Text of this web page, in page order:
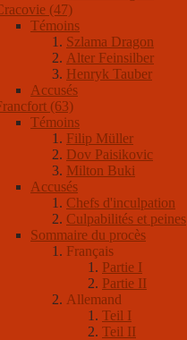
(47)
Témoins
Szlama Dragon
Alter Feinsilber
Henryk Tauber
Accusés
(63)
Témoins
Filip Müller
Dov Paisikovic
Milton Buki
Accusés
Chefs d'inculpation
Culpabilités et peines
Sommaire du procès
Français
Partie I
Partie II
Allemand
Teil I
Teil II